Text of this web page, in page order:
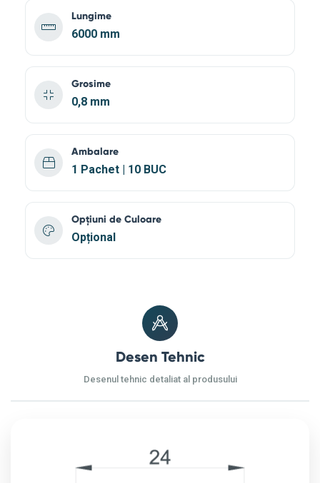
Lungime
6000 mm
Grosime
0,8 mm
Ambalare
1 Pachet | 10 BUC
Opțiuni de Culoare
Opțional
Desen Tehnic
Desenul tehnic detaliat al produsului